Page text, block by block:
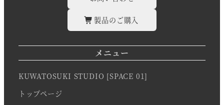
製品のご購入
メニュー
KUWATOSUKI STUDIO [SPACE 01]
トップページ